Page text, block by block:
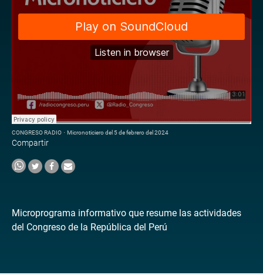
CONGRESO RADIO · Micronoticiero del 5 de febrero del 2024
Compartir
Microprograma informativo que resume las actividades
del Congreso de la República del Perú